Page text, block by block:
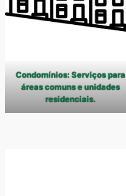
Condomínios: Serviços para
áreas comuns e unidades
residenciais.